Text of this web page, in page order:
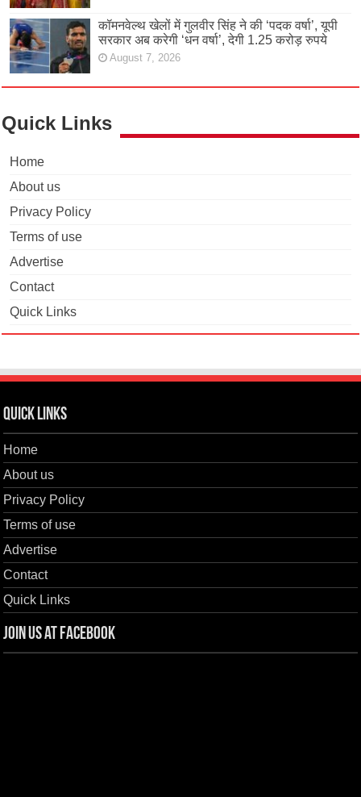
कॉमनवेल्थ खेलों में गुलवीर सिंह ने की ‘पदक वर्षा’, यूपी
सरकार अब करेगी ‘धन वर्षा’, देगी 1.25 करोड़ रुपये
August 7, 2026
Quick Links
Home
About us
Privacy Policy
Terms of use
Advertise
Contact
Quick Links
Quick Links
Home
About us
Privacy Policy
Terms of use
Advertise
Contact
Quick Links
Join us at Facebook